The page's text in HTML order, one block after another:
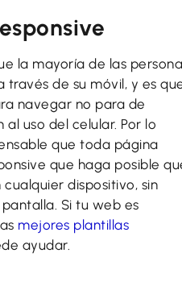
la mayoría de las
través de su móvil, y es
navegar no para de
uso del celular. Por lo
que toda página
que haga posible
dispositivo, sin
Si tu web es
mejores plantillas
ayudar.